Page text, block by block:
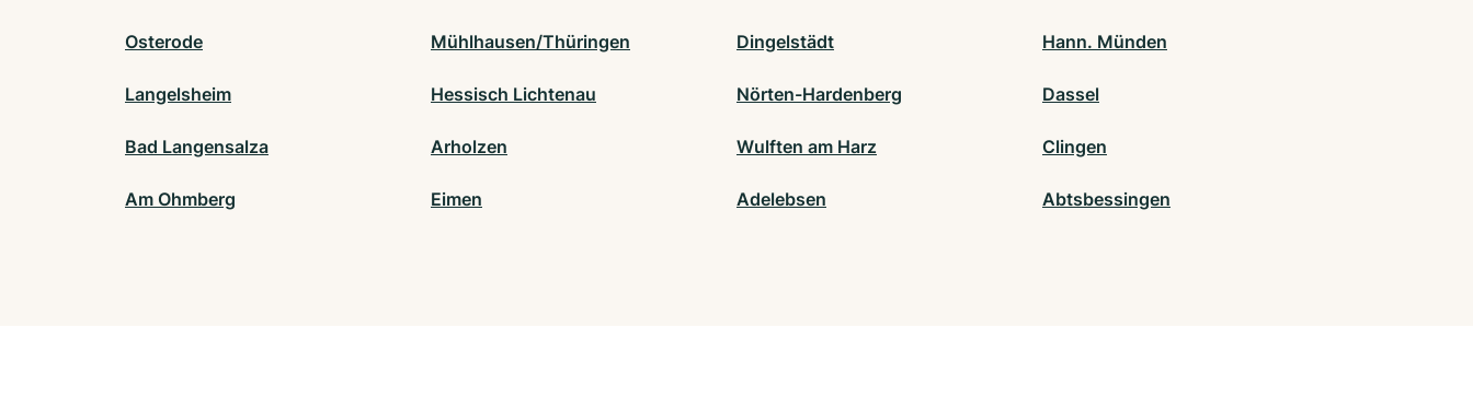
Osterode Mühlhausen/Thüringen Dingelstädt Hann. Münden
Langelsheim Hessisch Lichtenau Nörten-Hardenberg Dassel
Bad Langensalza Arholzen Wulften am Harz Clingen
Am Ohmberg Eimen Adelebsen Abtsbessingen